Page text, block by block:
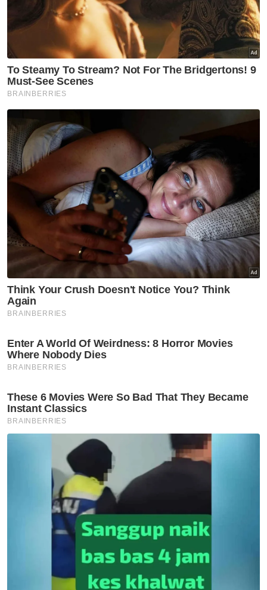
bebas, Ustaz Azhar Idrus bahawa nama
Abdullah nama yang paling disukai atau
disayangi ALLAH yang bermaksud hamba
kepada ALLAH. Yunus pula nama salah
seorang nabi. Kami semua panggil bayi
dengan nama Yunus," tambahnya.
Berita Telus & Tulus menerusi E-Mel setiap
hari!
Norazlina turut berkongsi berita gembira dan
rasa syukur atas kelahiran cahaya matanya
menerusi hantaran di Facebook pada Khamis
lalu.
“Penantian 20 tahun berakhir jua.
sini dengan sahabat-sahabat semua
kesyukuran dan kegembiraan menerima
kehadiran orang baharu dalam hidup kami.
“Permata hati yang ditunggu-tunggu sekian
lama. Ibu dan bayi selamat serta sihat tanpa
sebarang komplikasi,” tulisnya.
Muat turun aplikasi Sinar Harian.Klik di sini!
Suami Isteri